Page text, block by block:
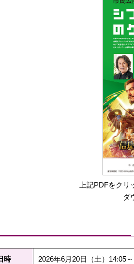
上記PDFをク
ダ
時
2026年6月20日（土）14:05～